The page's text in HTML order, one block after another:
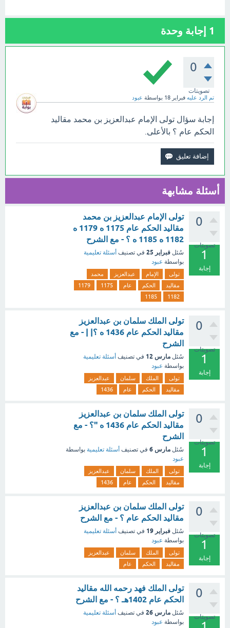
1 إجابة وحدة
0
تصويتات
تم الرد عليه فبراير 18 بواسطة عبود
إجابة سؤال تولى الإمام عبدالعزيز بن محمد مقاليد
الحكم عام ؟ بالأعلى.
أسئلة مشابهة
0
تصويتات
1
إجابة
تولى الإمام عبدالعزيز بن محمد
مقاليد الحكم عام 1175 ه 1179 ه
1182 ه 1185 ه ؟ - مع الشرح
سُئل فبراير 25 في تصنيف أسئلة تعليمية
بواسطة عبود
تولى الإمام عبدالعزيز
محمد
مقاليد
الحكم عام 1175
1179
1182
1185
0
تصويتات
1
إجابة
تولى الملك سلمان بن عبدالعزيز
مقاليد الحكم عام 1436 ه ؟| | - مع
الشرح
سُئل مارس 12 في تصنيف أسئلة تعليمية
بواسطة عبود
تولى الملك سلمان
عبدالعزيز
مقاليد
الحكم عام 1436
0
تصويتات
1
إجابة
تولى الملك سلمان بن عبدالعزيز
مقاليد الحكم عام 1436 ه "؟ - مع
الشرح
سُئل مارس 6 في تصنيف أسئلة تعليمية بواسطة
عبود
تولى الملك سلمان
عبدالعزيز
مقاليد
الحكم عام 1436
0
تصويتات
1
إجابة
تولى الملك سلمان بن عبدالعزيز
مقاليد الحكم عام ؟ - مع الشرح
سُئل فبراير 19 في تصنيف أسئلة تعليمية
بواسطة عبود
تولى الملك سلمان
عبدالعزيز
مقاليد
الحكم عام
0
تصويتات
تولى الملك فهد رحمه الله مقاليد
الحكم عام 1402هـ ؟ - مع الشرح
سُئل مارس 26 في تصنيف أسئلة تعليمية
بواسطة عبود